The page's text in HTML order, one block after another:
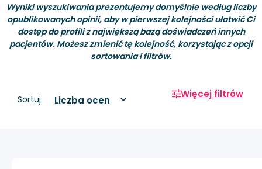
Wyniki wyszukiwania prezentujemy domyślnie według liczby
opublikowanych opinii, aby w pierwszej kolejności ułatwić Ci
dostęp do profili z największą bazą doświadczeń innych
pacjentów. Możesz zmienić tę kolejność, korzystając z opcji
sortowania i filtrów.
Sortuj: Więcej filtrów